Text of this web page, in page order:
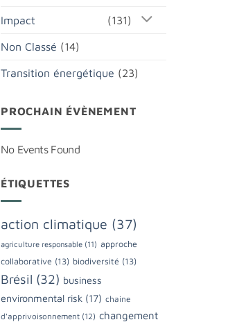
Impact (131)
Non Classé (14)
Transition énergétique (23)
PROCHAIN ÉVÈNEMENT
No Events Found
ÉTIQUETTES
action climatique (37)
agriculture responsable (11) approche
collaborative (13) biodiversité (13)
Brésil (32) business
environmental risk (17) chaine
d'apprivoisonnement (12) changement